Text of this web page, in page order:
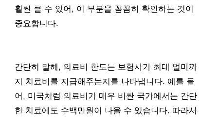
훨씬 클 수 있어, 이 부분을 꼼꼼히 확인하는 것이
중요합니다.
간단히 말해, 의료비 한도는 보험사가 최대 얼마까
지 치료비를 지급해주는지를 나타냅니다. 예를 들
어, 미국처럼 의료비가 매우 비싼 국가에서는 간단
한 치료에도 수백만원이 나올 수 있습니다. 따라서